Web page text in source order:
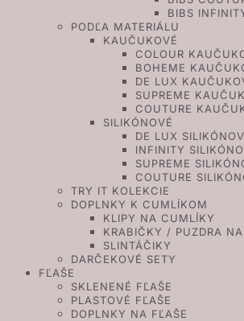
BIBS
PODĽA MATERIÁLU
KAUČUKOVÉ
COLOUR
BOHEME
DE LUX
SUPREME
COUTURE
SILIKÓNOVÉ
DE LUX
INFINITY
SUPREME
COUTURE
TRY IT KOLEKCIE
DOPLNKY K CUMLÍKOM
KLIPY NA CUMLÍKY
KRABIČKY / PUZDRA
SLINTÁČIKY
DARČEKOVÉ SETY
FĽAŠE
SKLENENÉ FĽAŠE
PLASTOVÉ FĽAŠE
DOPLNKY NA FĽAŠE